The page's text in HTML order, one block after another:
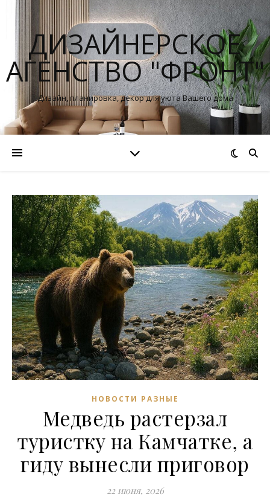
ДИЗАЙНЕРСКОЕ
АГЕНСТВО "ФРОНТ"
Дизайн, планировка, декор для уюта Вашего дома
НОВОСТИ РАЗНЫЕ
Медведь растерзал
туристку на Камчатке, а
гиду вынесли приговор
22 июня, 2026